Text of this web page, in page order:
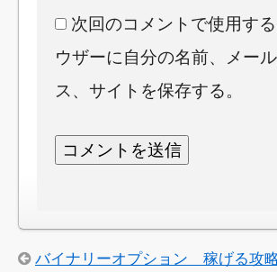
次回のコメントで使用す
ウザーに自分の名前、メー
ス、サイトを保存する。
バイナリーオプション 稼げる攻